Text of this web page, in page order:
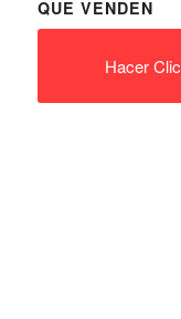
QUE VENDEN
Hacer